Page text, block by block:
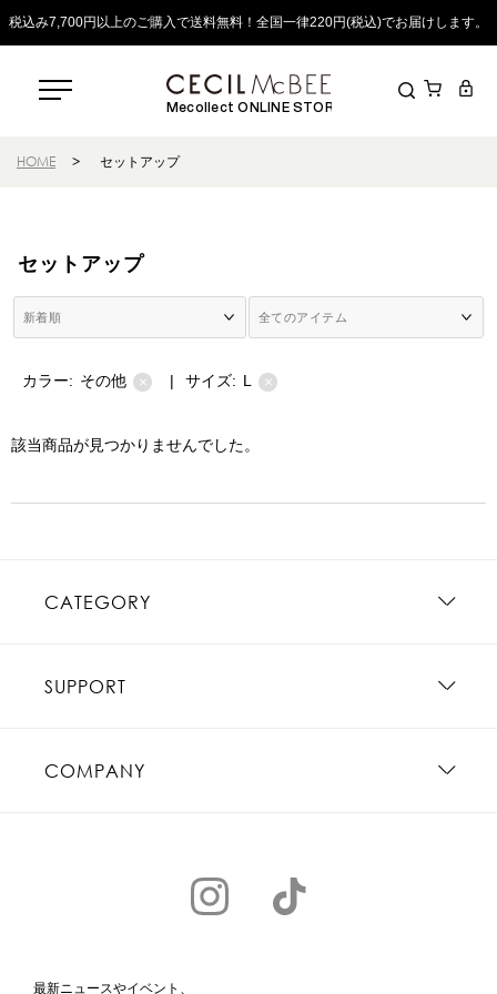
税込み7,700円以上のご購入で送料無料！全国一律220円(税込)でお届けします。
Mecollect ONLINE STORE
HOME > セットアップ
セットアップ
カラー: その他 × | サイズ: L ×
該当商品が見つかりませんでした。
CATEGORY
SUPPORT
COMPANY
最新ニュースやイベント、